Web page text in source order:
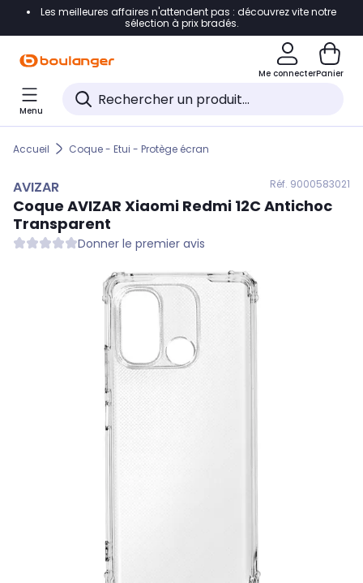
Accéder directement à la navigation
Accéder directement au pied de page
Accéder directement au chatbot
Les meilleures affaires n'attendent pas : découvrez vite notre
sélection à prix bradés.
Me connecterPanier
Menu
Accueil Coque - Etui - Protège écran
AVIZAR Réf. 9000583021
Coque AVIZAR Xiaomi Redmi 12C Antichoc
Transparent
Donner le premier avis